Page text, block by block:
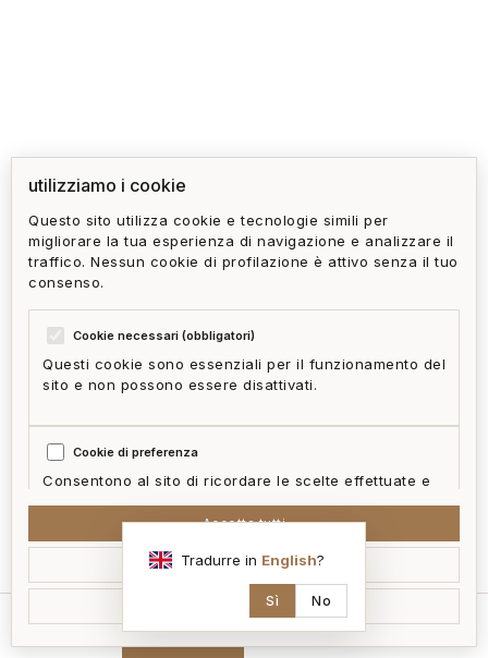
utilizziamo i cookie
Questo sito utilizza cookie e tecnologie simili per
migliorare la tua esperienza di navigazione e analizzare il
traffico. Nessun cookie di profilazione è attivo senza il tuo
consenso.
Cookie necessari (obbligatori)
Questi cookie sono essenziali per il funzionamento del
sito e non possono essere disattivati.
Cookie di preferenza
Consentono al sito di ricordare le scelte effettuate e
Cookie statistici
Aiutano a capire come i visitatori interagiscono con il
sito in forma aggregata e anonima.
Accetta tutti
Accetta selezionati
Rifiuta non essenziali
Tradurre in English?
Sì No